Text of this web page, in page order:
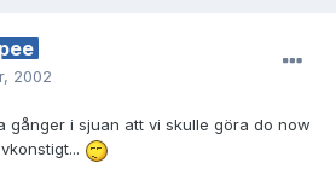
2002
gånger i sjuan att vi skulle göra do now